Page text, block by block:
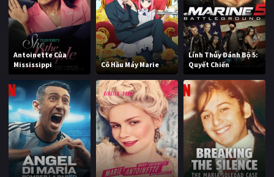
Antoinette Của
Mississippi
Cô Hầu Máy Marie
Lính Thủy Đánh Bộ 5:
Quyết Chiến